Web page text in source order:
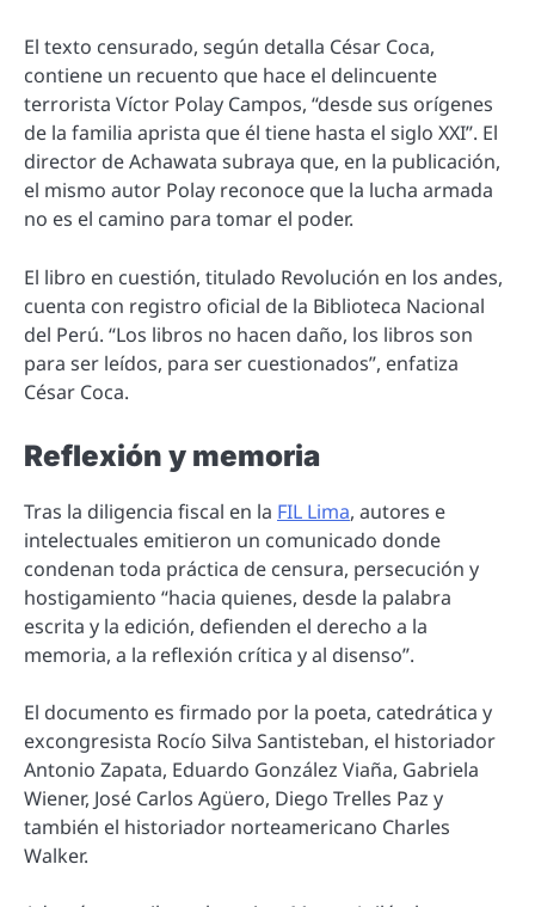
El texto censurado, según detalla César Coca,
contiene un recuento que hace el delincuente
terrorista Víctor Polay Campos, “desde sus orígenes
de la familia aprista que él tiene hasta el siglo XXI”. El
director de Achawata subraya que, en la publicación,
el mismo autor Polay reconoce que la lucha armada
no es el camino para tomar el poder.
El libro en cuestión, titulado Revolución en los andes,
cuenta con registro oficial de la Biblioteca Nacional
del Perú. “Los libros no hacen daño, los libros son
para ser leídos, para ser cuestionados”, enfatiza
César Coca.
Reflexión y memoria
Tras la diligencia fiscal en la FIL Lima, autores e
intelectuales emitieron un comunicado donde
condenan toda práctica de censura, persecución y
hostigamiento “hacia quienes, desde la palabra
escrita y la edición, defienden el derecho a la
memoria, a la reflexión crítica y al disenso”.
El documento es firmado por la poeta, catedrática y
excongresista Rocío Silva Santisteban, el historiador
Antonio Zapata, Eduardo González Viaña, Gabriela
Wiener, José Carlos Agüero, Diego Trelles Paz y
también el historiador norteamericano Charles
Walker.